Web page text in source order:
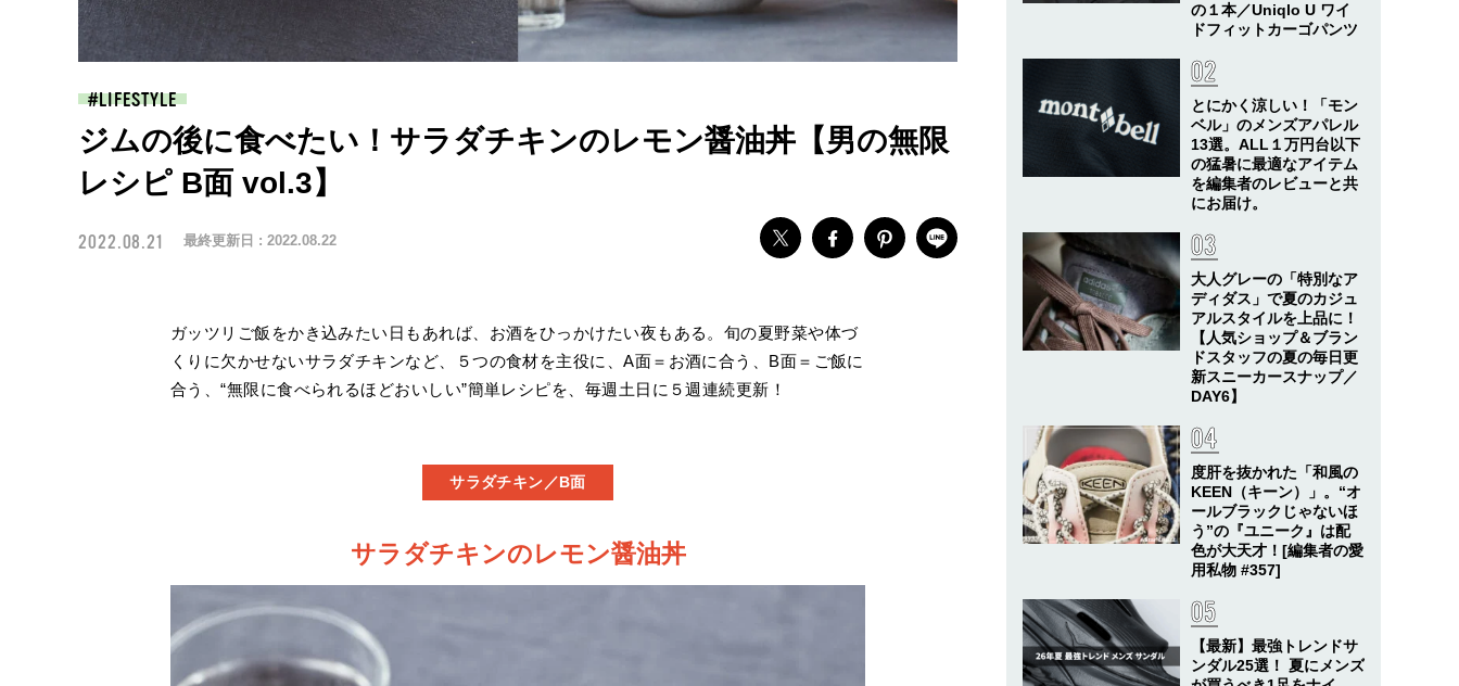
LIFESTYLE
ジムの後に食べたい！サラダチキンのレモン醤油丼【男の無限
レシピ B面 vol.3】
2022.08.21 最終更新日 : 2022.08.22
ガッツリご飯をかき込みたい日もあれば、お酒をひっかけたい夜もある。旬の夏野菜や体づ
くりに欠かせないサラダチキンなど、５つの食材を主役に、A面＝お酒に合う、B面＝ご飯に
合う、“無限に食べられるほどおいしい”簡単レシピを、毎週土日に５週連続更新！
サラダチキン／B面
サラダチキンのレモン醤油丼
の１本／Uniqlo U ワイ
ドフィットカーゴパンツ
とにかく涼しい！「モン
ベル」のメンズアパレル
13選。ALL１万円台以下
の猛暑に最適なアイテム
を編集者のレビューと共
にお届け。
大人グレーの「特別なア
ディダス」で夏のカジュ
アルスタイルを上品に！
【人気ショップ＆ブラン
ドスタッフの夏の毎日更
新スニーカースナップ／
DAY6】
度肝を抜かれた「和風の
KEEN（キーン）」。“オ
ールブラックじゃないほ
う”の『ユニーク』は配
色が大天才！[編集者の愛
用私物 #357]
【最新】最強トレンドサ
ンダル25選！ 夏にメンズ